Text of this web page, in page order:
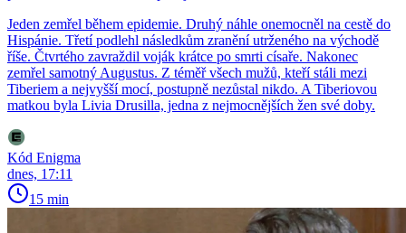
Jeden zemřel během epidemie. Druhý náhle onemocněl na cestě do
Hispánie. Třetí podlehl následkům zranění utrženého na východě
říše. Čtvrtého zavraždil voják krátce po smrti císaře. Nakonec
zemřel samotný Augustus. Z téměř všech mužů, kteří stáli mezi
Tiberiem a nejvyšší mocí, postupně nezůstal nikdo. A Tiberiovou
matkou byla Livia Drusilla, jedna z nejmocnějších žen své doby.
Kód Enigma
dnes, 17:11
15 min